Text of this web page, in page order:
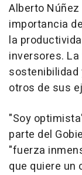
Alberto
importancia
la
inversores.
otros de sus
"Soy
parte del
"fuerza
que quiere un